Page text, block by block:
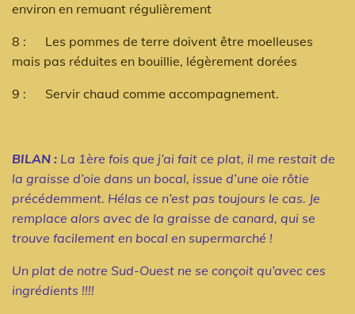
environ en remuant régulièrement
8 : Les pommes de terre doivent être moelleuses
mais pas réduites en bouillie, légèrement dorées
9 : Servir chaud comme accompagnement.
BILAN : La 1ère fois que j’ai fait ce plat, il me restait de
la graisse d’oie dans un bocal, issue d’une oie rôtie
précédemment. Hélas ce n’est pas toujours le cas. Je
remplace alors avec de la graisse de canard, qui se
trouve facilement en bocal en supermarché !
Un plat de notre Sud-Ouest ne se conçoit qu’avec ces
ingrédients !!!!